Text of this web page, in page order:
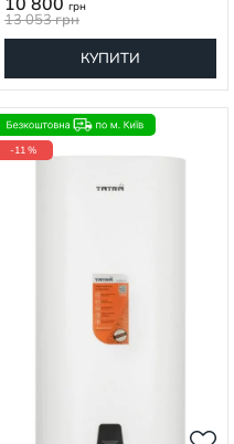
грн
13 053грн
КУПИТИ
-11 %